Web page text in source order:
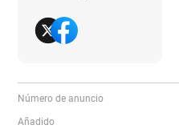
Número de anuncio
Añadido